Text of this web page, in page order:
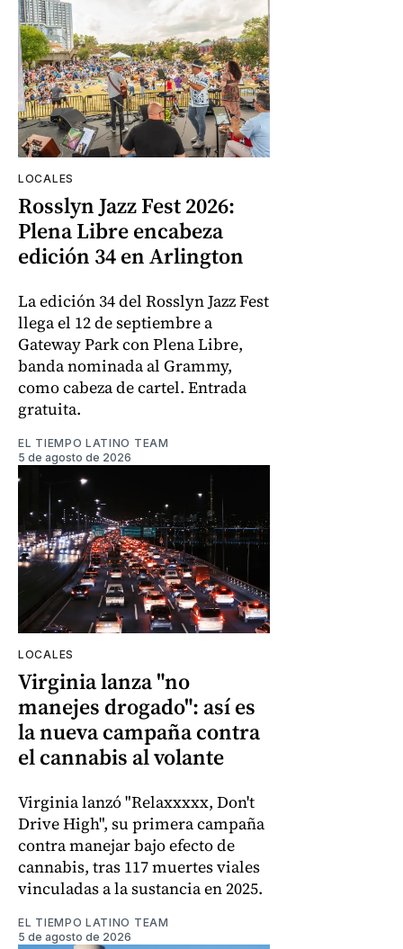
LOCALES
Rosslyn Jazz Fest 2026:
Plena Libre encabeza
edición 34 en Arlington
La edición 34 del Rosslyn Jazz Fest
llega el 12 de septiembre a
Gateway Park con Plena Libre,
banda nominada al Grammy,
como cabeza de cartel. Entrada
gratuita.
EL TIEMPO LATINO TEAM
5 de agosto de 2026
LOCALES
Virginia lanza "no
manejes drogado": así es
la nueva campaña contra
el cannabis al volante
Virginia lanzó "Relaxxxxx, Don't
Drive High", su primera campaña
contra manejar bajo efecto de
cannabis, tras 117 muertes viales
vinculadas a la sustancia en 2025.
EL TIEMPO LATINO TEAM
5 de agosto de 2026